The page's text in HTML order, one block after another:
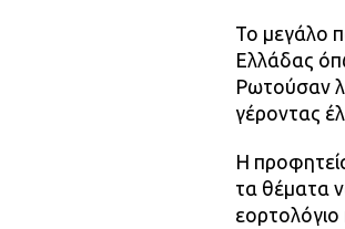
Το μεγάλο
Ελλάδας
Ρωτούσαν
γέροντας
Η
τα θέματα